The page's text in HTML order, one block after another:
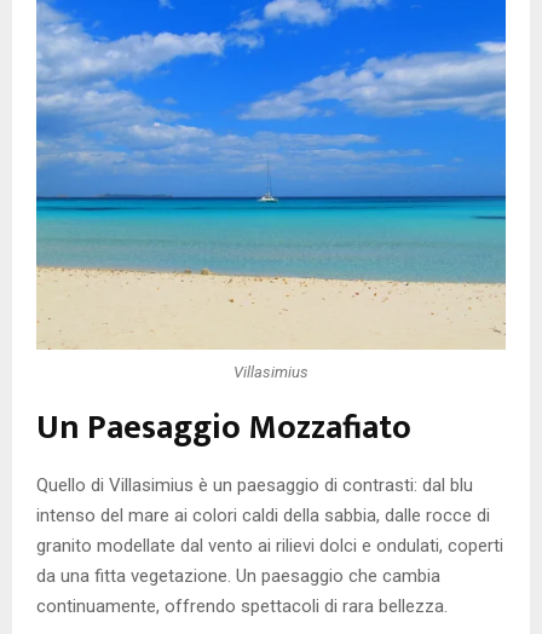
Villasimius
Un Paesaggio Mozzafiato
Quello di Villasimius è un paesaggio di contrasti: dal blu
intenso del mare ai colori caldi della sabbia, dalle rocce di
granito modellate dal vento ai rilievi dolci e ondulati, coperti
da una fitta vegetazione. Un paesaggio che cambia
continuamente, offrendo spettacoli di rara bellezza.